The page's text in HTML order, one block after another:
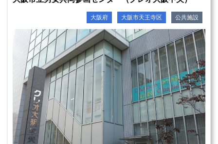
大阪府 大阪市天王寺区 公共施設